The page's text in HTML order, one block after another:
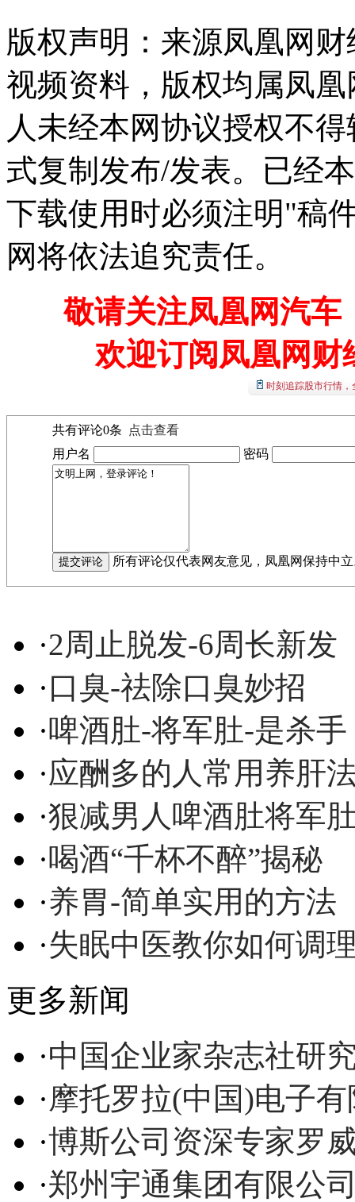
版权声明：来源凤凰网
视频资料，版权均属凤
人未经本网协议授权不
式复制发布/发表。已经
下载使用时必须注明"稿
网将依法追究责任。
敬请关注凤凰网汽车
欢迎订阅凤凰网财
时刻追踪股市行情
共有评论0条
点击查看
用户名
密码
所有评论仅代表网友意见，凤凰网保持中
·2周止脱发-6周长新发
·口臭-祛除口臭妙招
·啤酒肚-将军肚-是杀手
·应酬多的人常用养肝
·狠减男人啤酒肚将军
·喝酒“千杯不醉”揭秘
·养胃-简单实用的方法
·失眠中医教你如何调
更多新闻
·中国企业家杂志社研
·摩托罗拉(中国)电子
·博斯公司资深专家罗
·郑州宇通集团有限公